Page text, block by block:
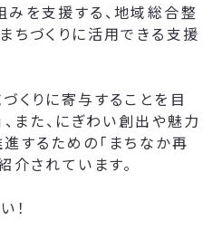
を支援する、地域総合整
ちづくりに活用できる支援
くりに寄与することを目
また、にぎわい創出や魅力
するための「まちなか再
介されています。
！